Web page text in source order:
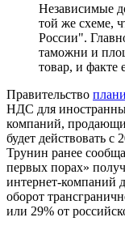
Независимые
той же схеме,
России".
таможни и
товар, и факте
Правительство
НДС для
компаний,
будет действовать
Трунин ранее
первых порах»
интернет-компаний
оборот
или 29% от